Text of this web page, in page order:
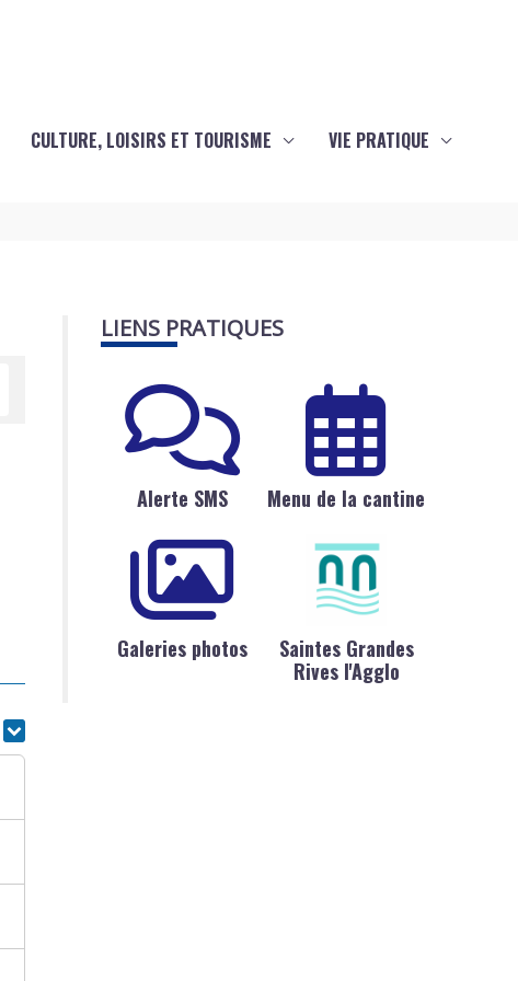
CULTURE, LOISIRS ET TOURISME VIE PRATIQUE
LIENS PRATIQUES
Alerte SMS Menu de la cantine
Galeries photos
Saintes Grandes
Rives l'Agglo